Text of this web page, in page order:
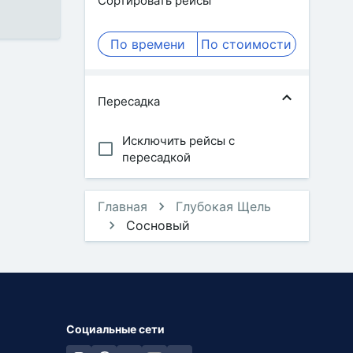
По времени По стоимости
Пересадка
Исключить рейсы с
пересадкой
Главная
Глубокая Щель
Сосновый
Социальные сети